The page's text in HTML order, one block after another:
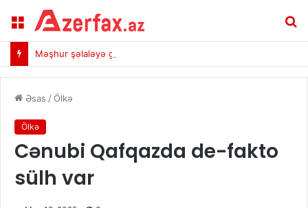
Menu
Məşhur şəlaləyə gedən yola buna görə şlaqbaum qoyulub
Əsas /Ölkə
Ölkə
Cənubi Qafqazda de-fakto
sülh var